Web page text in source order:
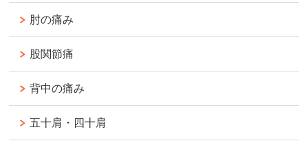
肘の痛み
股関節痛
背中の痛み
五十肩・四十肩